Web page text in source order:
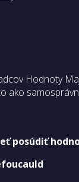
Hodnoty
ako
posúdiť